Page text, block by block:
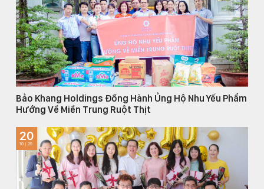
Bảo Khang Holdings Đồng Hành Ủng Hộ Nhu Yếu Phẩm
Hướng Về Miền Trung Ruột Thịt
20
10 | 25